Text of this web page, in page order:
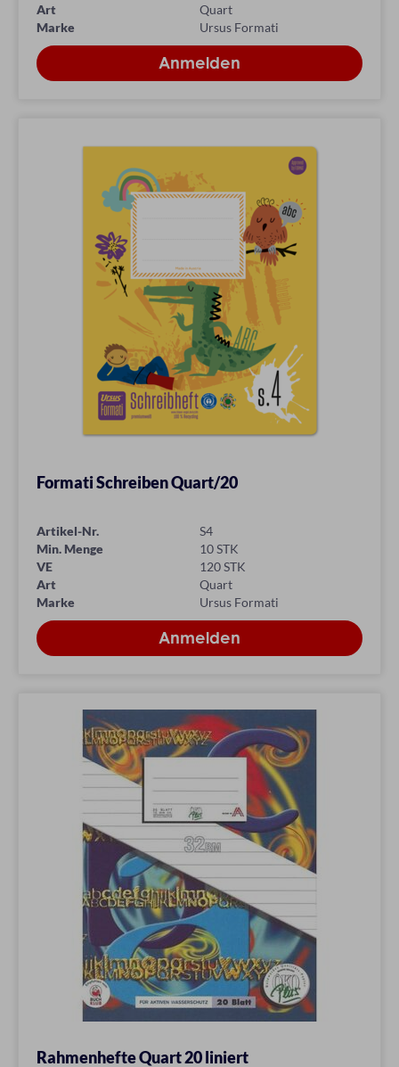
Art
Quart
Marke
Ursus Formati
Formati Schreiben Quart/20
Artikel-Nr.
S4
Min. Menge
10 STK
VE
120 STK
Art
Quart
Marke
Ursus Formati
Rahmenhefte Quart 20 liniert